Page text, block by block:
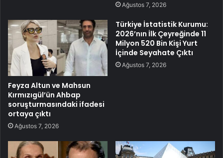
Ağustos 7, 2026
Feyza Altun ve Mahsun
Kırmızıgül’ün Ahbap
soruşturmasındaki ifadesi
ortaya çıktı
Ağustos 7, 2026
Türkiye İstatistik Kurumu:
2026’nın İlk Çeyreğinde 11
Milyon 520 Bin Kişi Yurt
İçinde Seyahate Çıktı
Ağustos 7, 2026